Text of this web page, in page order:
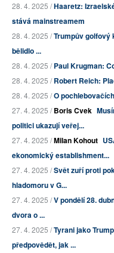
28. 4. 2025 /Haaretz:
stává mainstreamem
28. 4. 2025 /Trumpův golfový
bělidlo ...
28. 4. 2025 /Paul Krugman:
28. 4. 2025 /Robert Reich:
28. 4. 2025 /O
27. 4. 2025 /Boris Cvek
politici ukazují veřej...
27. 4. 2025 /Milan Kohout
ekonomický establishment...
27. 4. 2025 /Svět zuří proti
hladomoru v G...
27. 4. 2025 /V pondělí 28.
dvora o ...
27. 4. 2025 /Tyrani jako
předpovědět, jak ...